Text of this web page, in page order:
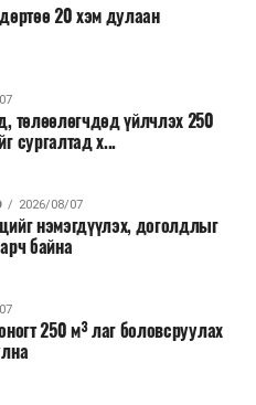
20 хэм дулаан
төлөөлөгчдөд үйлчлэх 250
сургалтад х...
2026/08/07
нэмэгдүүлэх, доголдлыг
байна
250 м³ лаг боловсруулах